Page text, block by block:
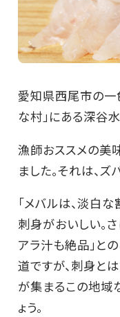
愛知県西尾市の一
な村」にある深谷
漁師おススメの美
ました。それは、ズ
「メバルは、淡白
刺身がおいしい。
アラ汁も絶品」と
道ですが、刺身と
が集まるこの地域
ょう。